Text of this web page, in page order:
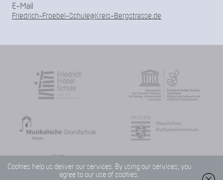
E-Mail
Friedrich-Froebel-Schule@Kreis-Bergstrasse.de
Cookies help us deliver our services. By using our services, you
agree to our use of cookies.